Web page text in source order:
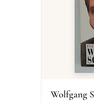
Wolfgang